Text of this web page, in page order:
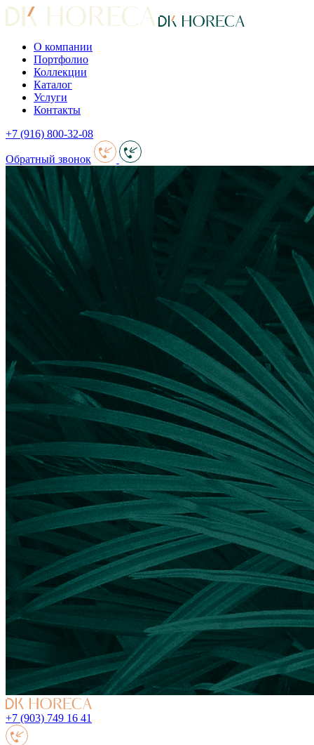
О компании
Портфолио
Коллекции
Каталог
Услуги
Контакты
+7 (916) 800-32-08
Обратный звонок
+7 (903) 749 16 41